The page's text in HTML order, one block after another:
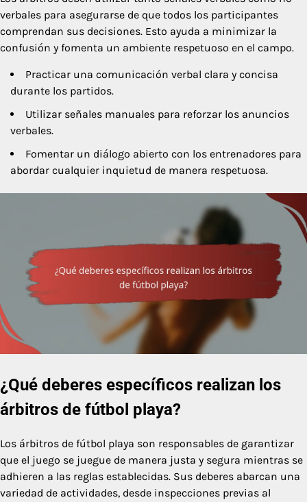
verbales para asegurarse de que todos los participantes
comprendan sus decisiones. Esto ayuda a minimizar la
confusión y fomenta un ambiente respetuoso en el campo.
Practicar una comunicación verbal clara y concisa
durante los partidos.
Utilizar señales manuales para reforzar los anuncios
verbales.
Fomentar un diálogo abierto con los entrenadores para
abordar cualquier inquietud de manera respetuosa.
¿Qué deberes específicos realizan los
árbitros de fútbol playa?
Los árbitros de fútbol playa son responsables de garantizar
que el juego se juegue de manera justa y segura mientras se
adhieren a las reglas establecidas. Sus deberes abarcan una
variedad de actividades, desde inspecciones previas al